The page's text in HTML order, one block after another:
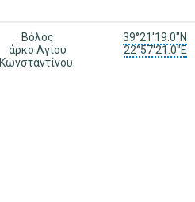
Βόλος
άρκο Αγίου
Κωνσταντίνου
39°21'19.0"N
22°57'21.0"E